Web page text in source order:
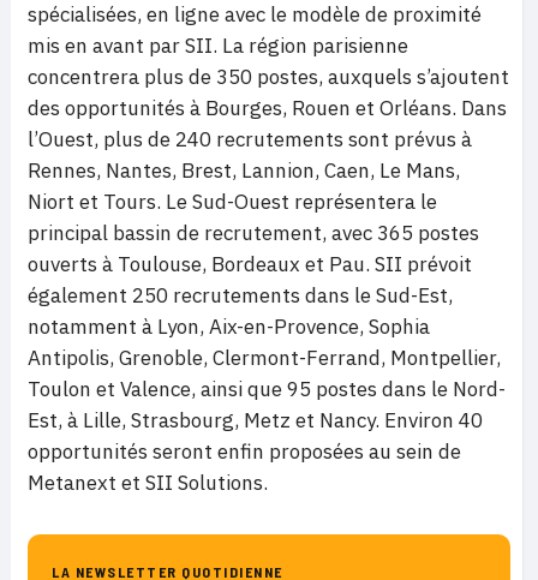
spécialisées, en ligne avec le modèle de proximité
mis en avant par SII. La région parisienne
concentrera plus de 350 postes, auxquels s’ajoutent
des opportunités à Bourges, Rouen et Orléans. Dans
l’Ouest, plus de 240 recrutements sont prévus à
Rennes, Nantes, Brest, Lannion, Caen, Le Mans,
Niort et Tours. Le Sud-Ouest représentera le
principal bassin de recrutement, avec 365 postes
ouverts à Toulouse, Bordeaux et Pau. SII prévoit
également 250 recrutements dans le Sud-Est,
notamment à Lyon, Aix-en-Provence, Sophia
Antipolis, Grenoble, Clermont-Ferrand, Montpellier,
Toulon et Valence, ainsi que 95 postes dans le Nord-
Est, à Lille, Strasbourg, Metz et Nancy. Environ 40
opportunités seront enfin proposées au sein de
Metanext et SII Solutions.
LA NEWSLETTER QUOTIDIENNE